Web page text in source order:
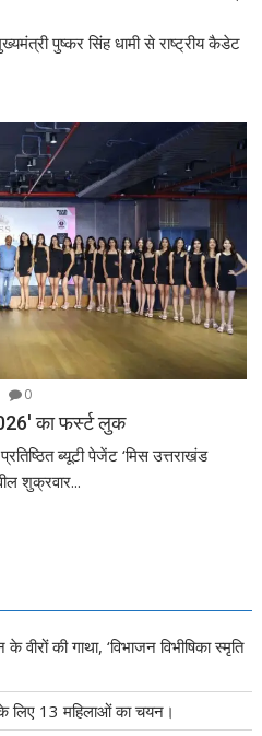
पुष्कर सिंह धामी से राष्ट्रीय कैडेट
0
का फर्स्ट लुक
ब्यूटी पेजेंट ‘मिस उत्तराखंड
शुक्रवार...
वीरों की गाथा, ‘विभाजन विभीषिका स्मृति
के लिए 13 महिलाओं का चयन।